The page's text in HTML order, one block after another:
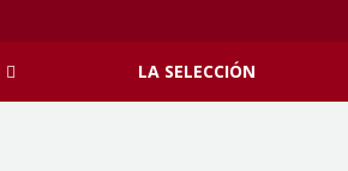
LA SELECCIÓN